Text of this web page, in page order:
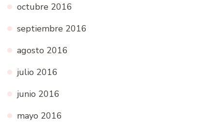
octubre 2016
septiembre 2016
agosto 2016
julio 2016
junio 2016
mayo 2016